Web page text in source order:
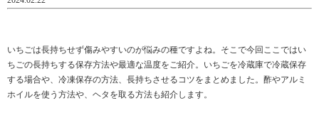
いちごは長持ちせず傷みやすいのが悩みの種ですよね。そこで今回ここではい
ちごの長持ちする保存方法や最適な温度をご紹介。いちごを冷蔵庫で冷蔵保存
する場合や、冷凍保存の方法、長持ちさせるコツをまとめました。酢やアルミ
ホイルを使う方法や、ヘタを取る方法も紹介します。